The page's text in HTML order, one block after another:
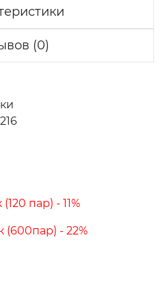
(0)
пар) - 11%
(600пар) - 22%